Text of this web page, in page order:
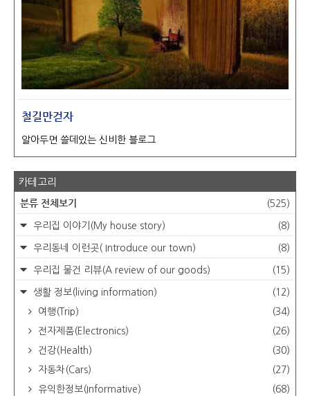
철길만걷자
알아두면 쓸데있는 신비한 블로그
카테고리
분류 전체보기 (525)
우리집 이야기(My house story) (8)
우리동네 이런곳( Introduce our town) (8)
우리집 물건 리뷰(A review of our goods) (15)
생활 정보(living information)
(12)
여행(Trip)
(34)
전자제품(Electronics)
(26)
건강(Health)
(30)
자동차(Cars)
(27)
유익한정보(Informative)
(68)